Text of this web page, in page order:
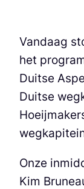
Vandaag
het
Duitse
Duitse
Onze
Kim